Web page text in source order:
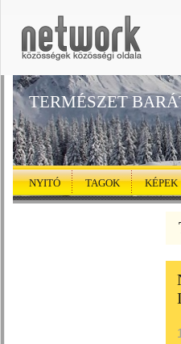
TERMÉSZET
NYITÓ TAGOK KÉPEK